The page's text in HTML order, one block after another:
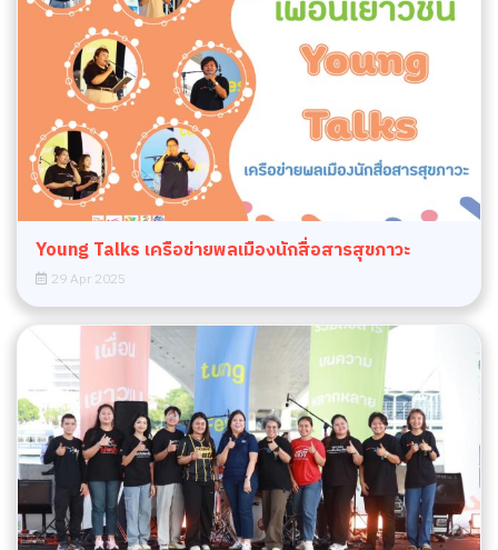
Young Talks เครือข่ายพลเมืองนักสื่อสารสุขภาวะ
29 Apr 2025